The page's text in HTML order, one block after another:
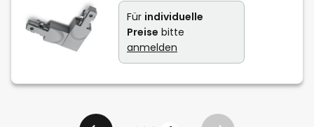
Für individuelle
Preise bitte
anmelden